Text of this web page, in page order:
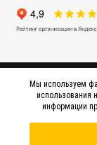
© 2015-2026
Мы используем
использования
информации